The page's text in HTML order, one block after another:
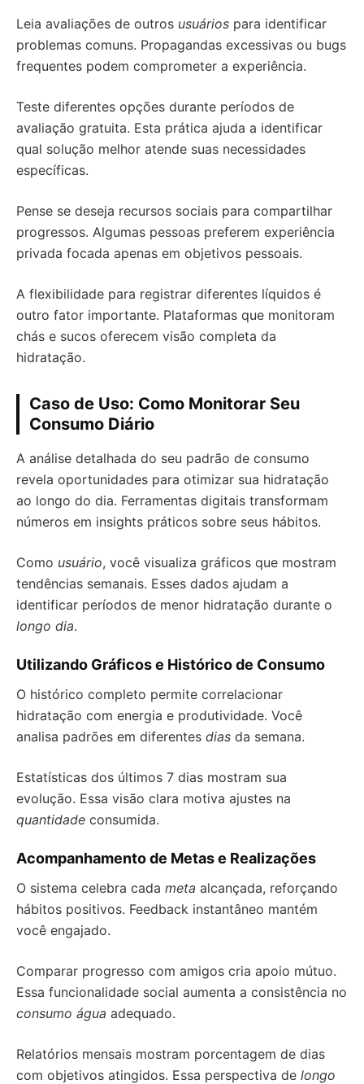
Leia avaliações de outros usuários para identificar
problemas comuns. Propagandas excessivas ou bugs
frequentes podem comprometer a experiência.
Teste diferentes opções durante períodos de
avaliação gratuita. Esta prática ajuda a identificar
qual solução melhor atende suas necessidades
específicas.
Pense se deseja recursos sociais para compartilhar
progressos. Algumas pessoas preferem experiência
privada focada apenas em objetivos pessoais.
A flexibilidade para registrar diferentes líquidos é
outro fator importante. Plataformas que monitoram
chás e sucos oferecem visão completa da
hidratação.
Caso de Uso: Como Monitorar Seu
Consumo Diário
A análise detalhada do seu padrão de consumo
revela oportunidades para otimizar sua hidratação
ao longo do dia. Ferramentas digitais transformam
números em insights práticos sobre seus hábitos.
Como usuário, você visualiza gráficos que mostram
tendências semanais. Esses dados ajudam a
identificar períodos de menor hidratação durante o
longo dia.
Utilizando Gráficos e Histórico de Consumo
O histórico completo permite correlacionar
hidratação com energia e produtividade. Você
analisa padrões em diferentes dias da semana.
Estatísticas dos últimos 7 dias mostram sua
evolução. Essa visão clara motiva ajustes na
quantidade consumida.
Acompanhamento de Metas e Realizações
O sistema celebra cada meta alcançada, reforçando
hábitos positivos. Feedback instantâneo mantém
você engajado.
Comparar progresso com amigos cria apoio mútuo.
Essa funcionalidade social aumenta a consistência no
consumo água adequado.
Relatórios mensais mostram porcentagem de dias
com objetivos atingidos. Essa perspectiva de longo